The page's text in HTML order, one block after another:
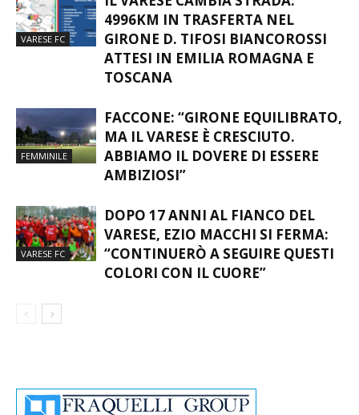
VARESE FC
4996KM IN TRASFERTA NEL
GIRONE D. TIFOSI BIANCOROSSI
ATTESI IN EMILIA ROMAGNA E
TOSCANA
FEMMINILE
FACCONE: “GIRONE EQUILIBRATO,
MA IL VARESE È CRESCIUTO.
ABBIAMO IL DOVERE DI ESSERE
AMBIZIOSI”
VARESE FC
DOPO 17 ANNI AL FIANCO DEL
VARESE, EZIO MACCHI SI FERMA:
“CONTINUERÒ A SEGUIRE QUESTI
COLORI CON IL CUORE”